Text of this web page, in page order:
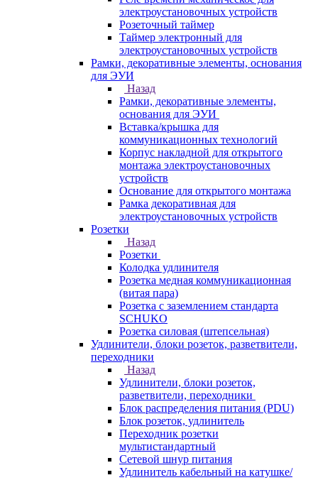
электроустановочных устройств
Розеточный таймер
Таймер электронный для
электроустановочных устройств
Рамки, декоративные элементы, основания
для ЭУИ
Назад
Рамки, декоративные элементы,
основания для ЭУИ
Вставка/крышка для
коммуникационных технологий
Корпус накладной для открытого
монтажа электроустановочных
устройств
Основание для открытого монтажа
Рамка декоративная для
электроустановочных устройств
Розетки
Назад
Розетки
Колодка удлинителя
Розетка медная коммуникационная
(витая пара)
Розетка с заземлением стандарта
SCHUKO
Розетка силовая (штепсельная)
Удлинители, блоки розеток, разветвители,
переходники
Назад
Удлинители, блоки розеток,
разветвители, переходники
Блок распределения питания (PDU)
Блок розеток, удлинитель
Переходник розетки
мультистандартный
Сетевой шнур питания
Удлинитель кабельный на катушке/